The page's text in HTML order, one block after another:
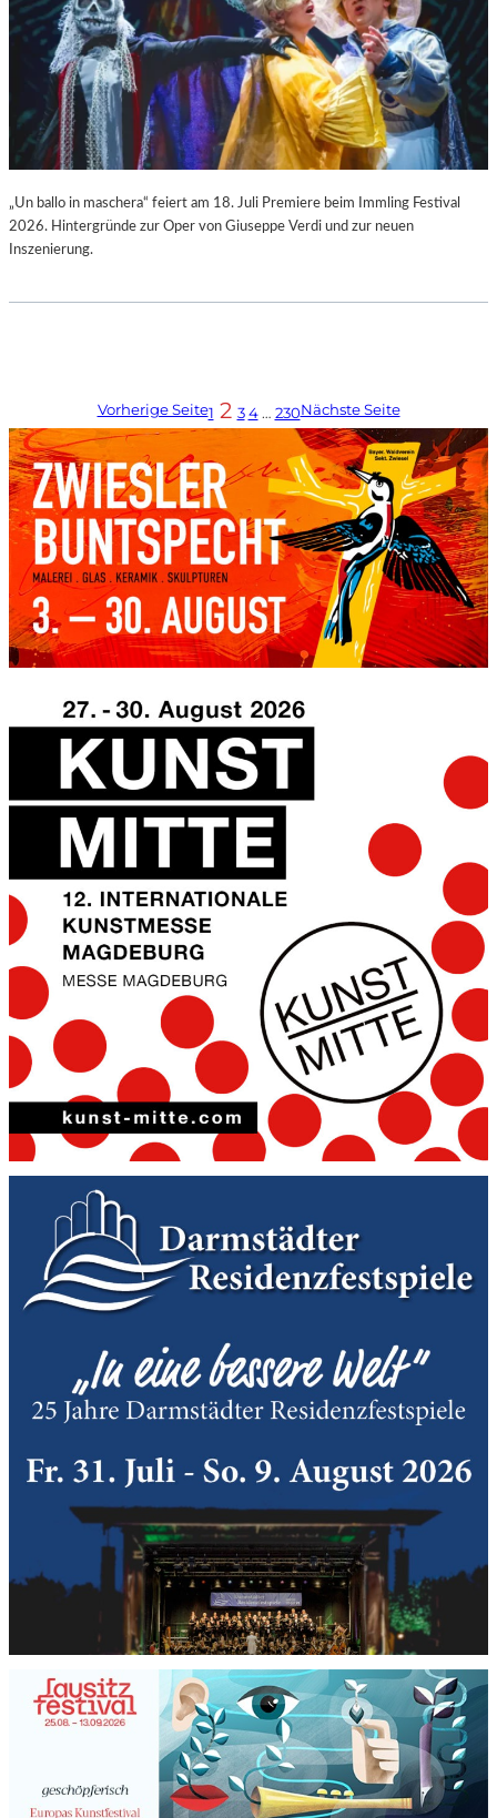
„Un ballo in maschera“ feiert am 18. Juli Premiere beim Immling Festival
2026. Hintergründe zur Oper von Giuseppe Verdi und zur neuen
Inszenierung.
Vorherige Seite1 2 3 4 … 230Nächste Seite